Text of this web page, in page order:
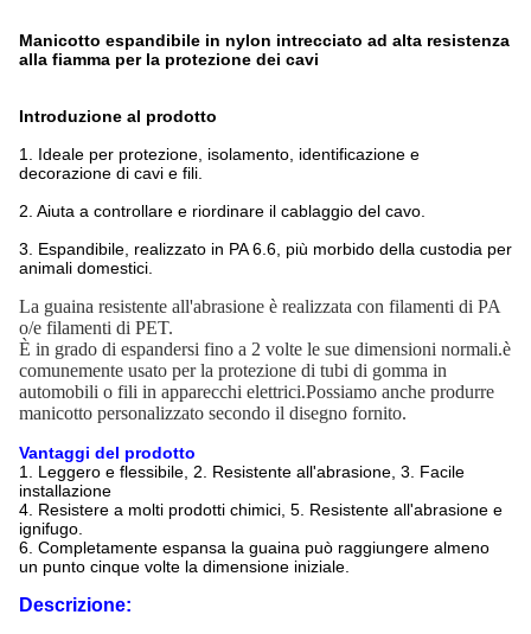
Manicotto espandibile in nylon intrecciato ad alta resistenza
alla fiamma per la protezione dei cavi
Introduzione al prodotto
1. Ideale per protezione, isolamento, identificazione e
decorazione di cavi e fili.
2. Aiuta a controllare e riordinare il cablaggio del cavo.
3. Espandibile, realizzato in PA 6.6, più morbido della custodia per
animali domestici.
La guaina resistente all'abrasione è realizzata con filamenti di PA
o/e filamenti di PET.
È in grado di espandersi fino a 2 volte le sue dimensioni normali.è
comunemente usato per la protezione di tubi di gomma in
automobili o fili in apparecchi elettrici.Possiamo anche produrre
manicotto personalizzato secondo il disegno fornito.
Vantaggi del prodotto
1. Leggero e flessibile, 2. Resistente all'abrasione, 3. Facile
installazione
4. Resistere a molti prodotti chimici, 5. Resistente all'abrasione e
ignifugo.
6. Completamente espansa la guaina può raggiungere almeno
un punto cinque volte la dimensione iniziale.
Descrizione: